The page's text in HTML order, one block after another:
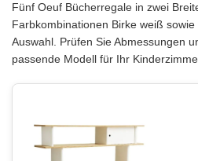
Fünf Oeuf Bücherregale in zwei
Farbkombinationen Birke weiß
Auswahl. Prüfen Sie Abmessungen
passende Modell für Ihr